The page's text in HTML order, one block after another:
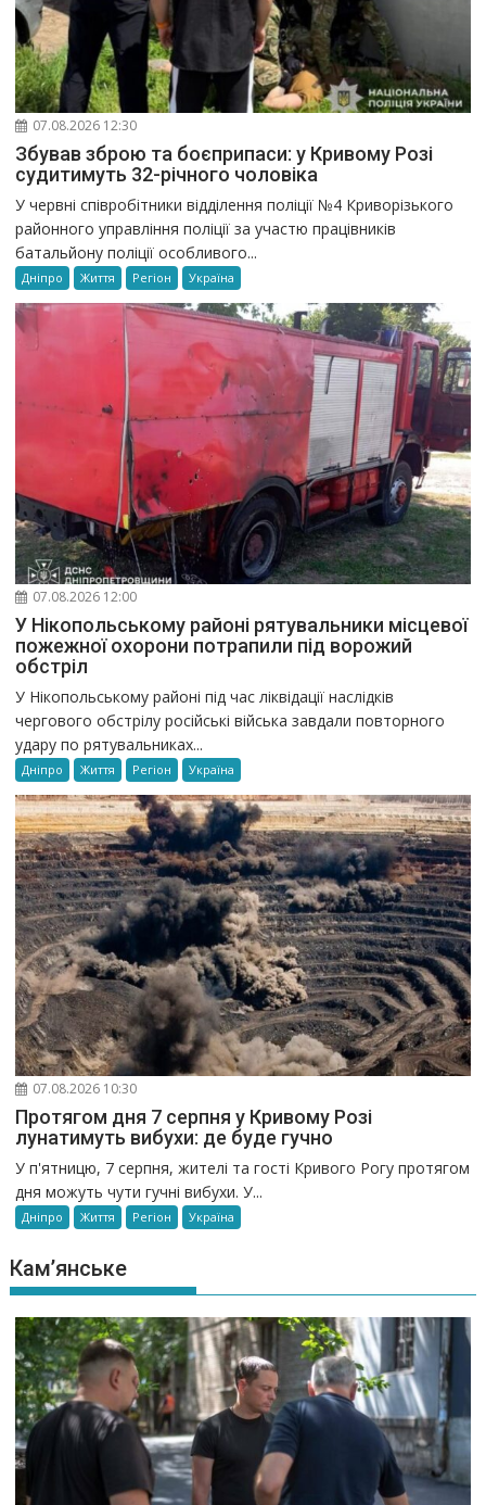
07.08.2026 12:30
Збував зброю та боєприпаси: у Кривому Розі
судитимуть 32-річного чоловіка
У червні співробітники відділення поліції №4 Криворізького
районного управління поліції за участю працівників
батальйону поліції особливого...
Дніпро Життя Регіон Україна
07.08.2026 12:00
У Нікопольському районі рятувальники місцевої
пожежної охорони потрапили під ворожий
обстріл
У Нікопольському районі під час ліквідації наслідків
чергового обстрілу російські війська завдали повторного
удару по рятувальниках...
Дніпро Життя Регіон Україна
07.08.2026 10:30
Протягом дня 7 серпня у Кривому Розі
лунатимуть вибухи: де буде гучно
У п'ятницю, 7 серпня, жителі та гості Кривого Рогу протягом
дня можуть чути гучні вибухи. У...
Дніпро Життя Регіон Україна
Кам’янське